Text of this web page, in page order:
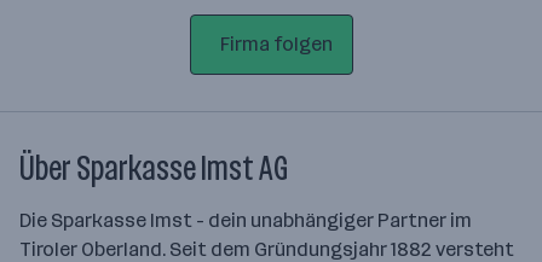
Firma folgen
Über Sparkasse Imst AG
Die Sparkasse Imst - dein unabhängiger Partner im
Tiroler Oberland. Seit dem Gründungsjahr 1882 versteht